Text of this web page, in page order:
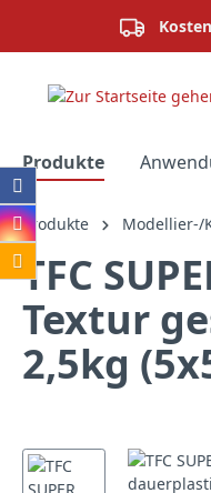
Zur
Produkte
Produkte Modellier-/
TFC
Textur
2,5kg
Bildergalerie